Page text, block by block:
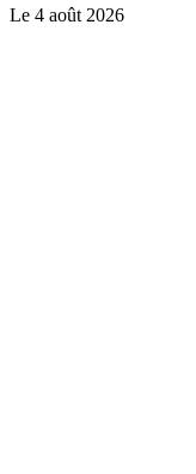
Le 4 août 2026